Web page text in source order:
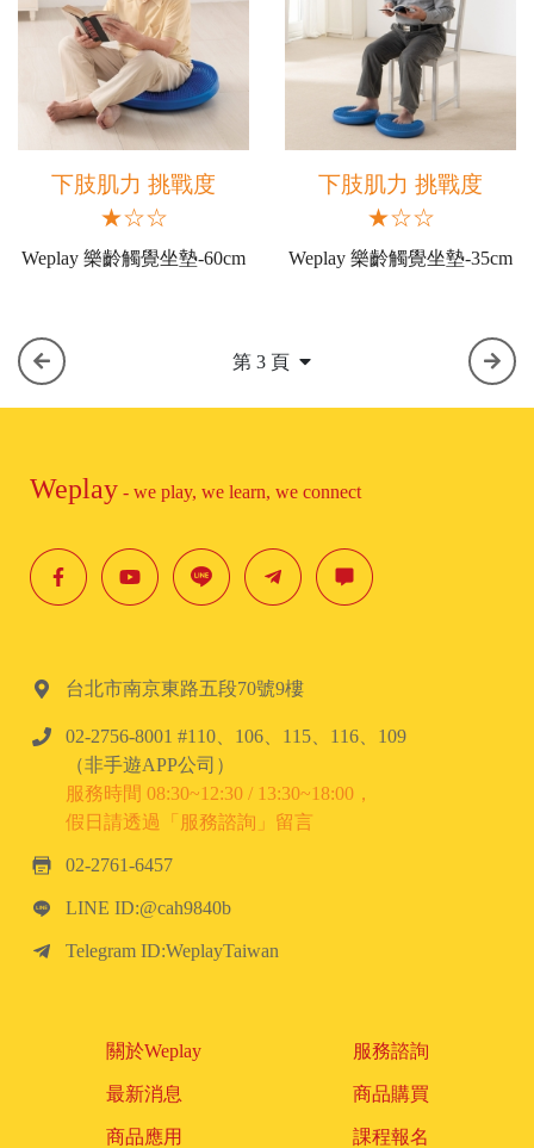
下肢肌力 挑戰度
★☆☆
Weplay 樂齡觸覺坐墊-60cm
下肢肌力 挑戰度
★☆☆
Weplay 樂齡觸覺坐墊-35cm
第 3 頁
Weplay - we play, we learn, we connect
台北市南京東路五段70號9樓
02-2756-8001 #110、106、115、116、109
（非手遊APP公司）
服務時間 08:30~12:30 / 13:30~18:00，
假日請透過「服務諮詢」留言
02-2761-6457
LINE ID:@cah9840b
Telegram ID:WeplayTaiwan
關於Weplay
最新消息
商品應用
服務諮詢
商品購買
課程報名